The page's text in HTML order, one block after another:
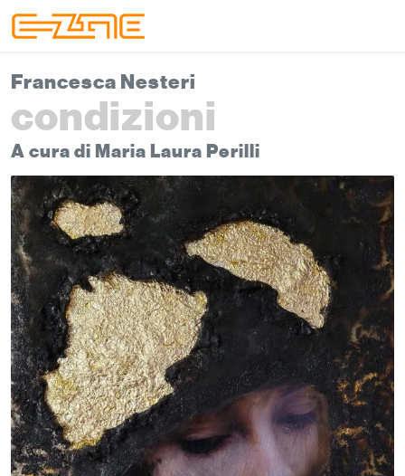
Francesca Nesteri
condizioni
A cura di Maria Laura Perilli